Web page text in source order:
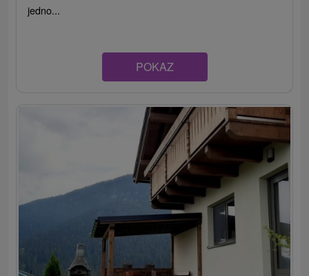
jedno...
POKAZ